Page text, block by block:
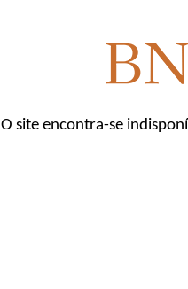
O site encontra-se